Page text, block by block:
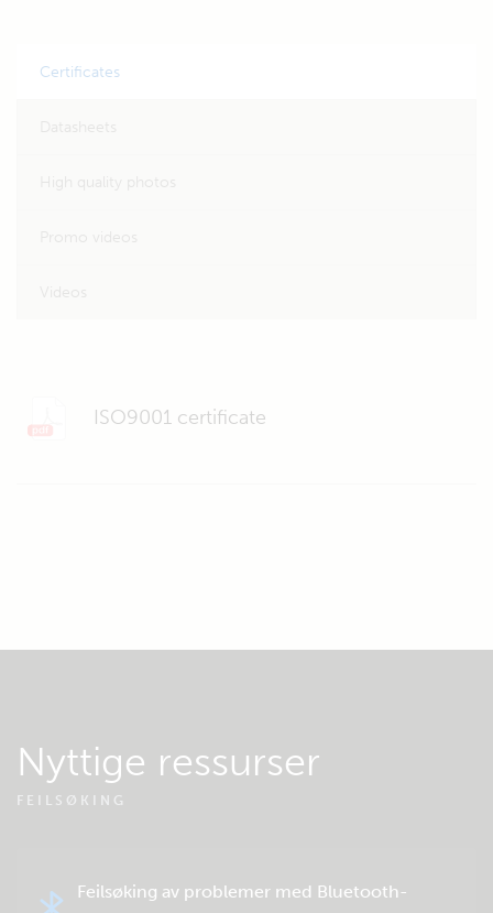
Certificates
ISO9001 certificate
Nyttige ressurser
FEILSØKING
Feilsøking av problemer med Bluetooth-